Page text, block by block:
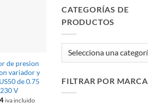
de presion
variador y
de 0.75
V
iva incluido
CATEGORÍAS DE
PRODUCTOS
FILTRAR POR MARCA